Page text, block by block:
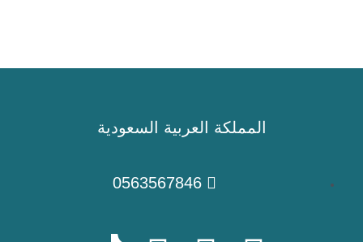
المملكة العربية السعودية
0563567846